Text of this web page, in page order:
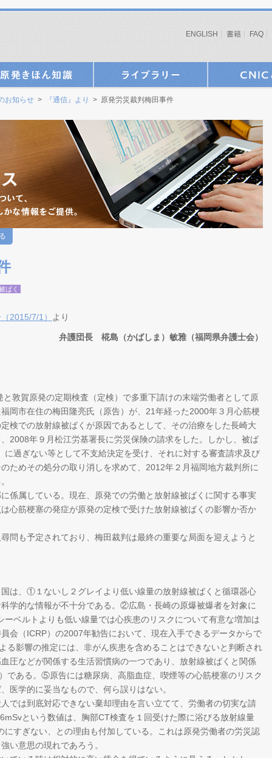
ENGLISH 書籍 FAQ
お知らせ > 『通信』より > 原発労災裁判梅田事件
ばく
2015/7/1） より
弁護団長 椛島（かばしま）敏雅（福岡県弁護士会）
敦賀原発の定期検査（定検）で多重下請けの末端労働者として原
岡市在住の梅田隆亮氏（原告）が、21年経った2000年３月心筋梗
検での放射線被ばくが原因であるとして、その治療をした長崎大
2008年９月松江労基署長に労災保険の請求をした。しかし、被ば
に過ぎない等として不支給決定を受け、それに対する審査請求及び
ためその処分の取り消しを求めて、2012年２月福岡地方裁判所に
係属している。現在、原発での労働と放射線被ばくに関する事実
心筋梗塞の発症が原発の定検で受けた放射線被ばくの影響か否か
問も予定されており、梅田裁判は最終の重要な局面を迎えようと
は、①１ないし２グレイより低い線量の放射線被ばくと循環器心
学的な情報が不十分である。②広島・長崎の原爆被爆者を対象に
ーベルトよりも低い線量では心疾患のリスクについて有意な増加は
会（ICRP）の2007年勧告において、現在入手できるデータからで
る影響の推定には、非がん疾患を含めることはできないと判断され
圧などが関係する生活習慣病の一つであり、放射線被ばくと関係
である。⑤原告には糖尿病、高脂血症、喫煙等の心筋梗塞のリスク
医学的に妥当なもので、何ら誤りはない。
では到底対応できない棄却理由を言い立てて、労働者の切実な請
という数値は、胸部CT検査を１回受けた際に浴びる放射線量
にすぎない、との理由も付加している。これは原発労働者の労災認
い意思の現れであろう。